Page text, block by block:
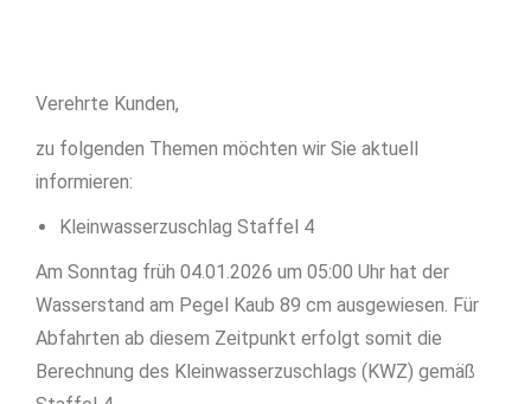
Verehrte Kunden,
zu folgenden Themen möchten wir Sie aktuell
informieren:
Kleinwasserzuschlag Staffel 4
Am Sonntag früh 04.01.2026 um 05:00 Uhr hat der
Wasserstand am Pegel Kaub 89 cm ausgewiesen. Für
Abfahrten ab diesem Zeitpunkt erfolgt somit die
Berechnung des Kleinwasserzuschlags (KWZ) gemäß